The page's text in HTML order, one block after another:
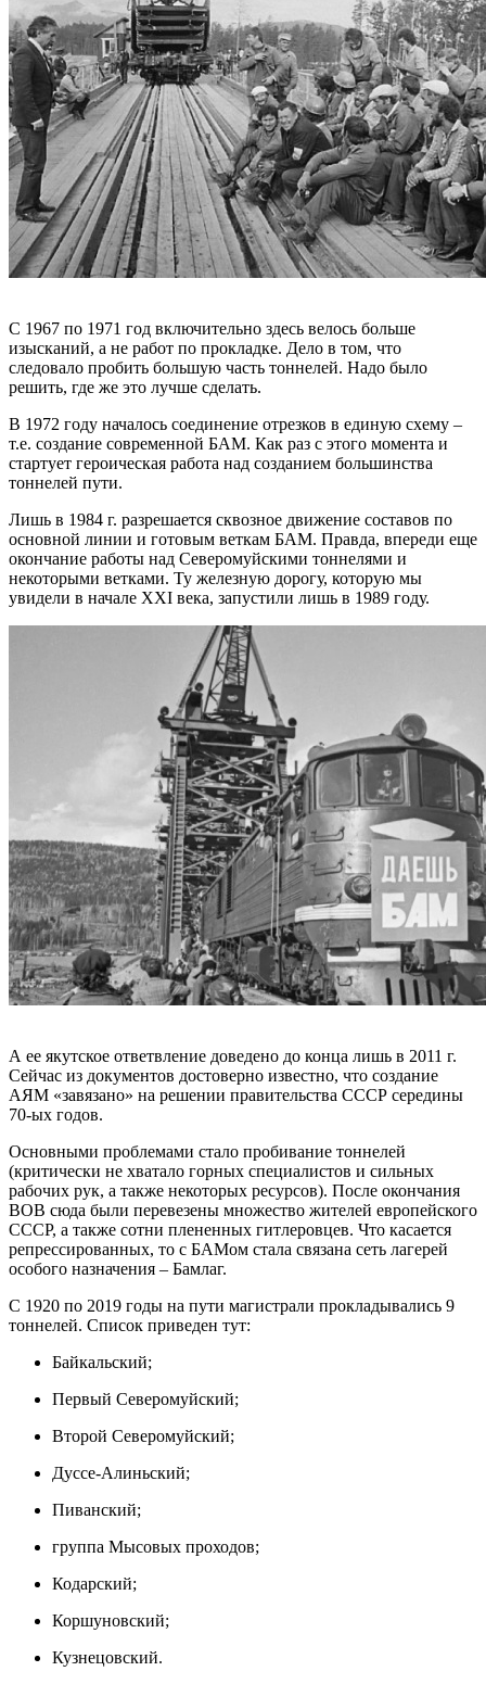
С 1967 по 1971 год включительно здесь велось больше
изысканий, а не работ по прокладке. Дело в том, что
следовало пробить большую часть тоннелей. Надо было
решить, где же это лучше сделать.
В 1972 году началось соединение отрезков в единую схему –
т.е. создание современной БАМ. Как раз с этого момента и
стартует героическая работа над созданием большинства
тоннелей пути.
Лишь в 1984 г. разрешается сквозное движение составов по
основной линии и готовым веткам БАМ. Правда, впереди еще
окончание работы над Северомуйскими тоннелями и
некоторыми ветками. Ту железную дорогу, которую мы
увидели в начале XXI века, запустили лишь в 1989 году.
А ее якутское ответвление доведено до конца лишь в 2011 г.
Сейчас из документов достоверно известно, что создание
АЯМ «завязано» на решении правительства СССР середины
70-ых годов.
Основными проблемами стало пробивание тоннелей
(критически не хватало горных специалистов и сильных
рабочих рук, а также некоторых ресурсов). После окончания
ВОВ сюда были перевезены множество жителей европейского
СССР, а также сотни плененных гитлеровцев. Что касается
репрессированных, то с БАМом стала связана сеть лагерей
особого назначения – Бамлаг.
С 1920 по 2019 годы на пути магистрали прокладывались 9
тоннелей. Список приведен тут:
Байкальский;
Первый Северомуйский;
Второй Северомуйский;
Дуссе-Алиньский;
Пиванский;
группа Мысовых проходов;
Кодарский;
Коршуновский;
Кузнецовский.